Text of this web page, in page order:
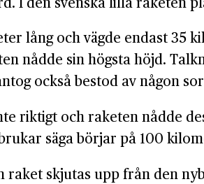
lång och vägde endast 35
nådde sin högsta höjd.
också bestod av någon
riktigt och raketen nådde
säga börjar på 100
raket skjutas upp från den